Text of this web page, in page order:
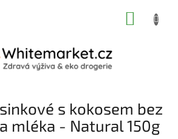
s kokosem bez
mléka - Natural 150g